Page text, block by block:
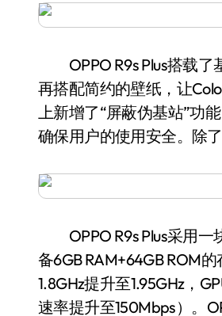
OPPO R9s Plus搭载了
再搭配简约的壁纸，让
上新增了“屏蔽伪基站”功
确保用户的使用安全。除
OPPO R9s Plus采用一
备6GB RAM+64GB ROM
1.8GHz提升至1.95GHz，
速率提升至150Mbps）。